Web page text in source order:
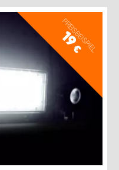
PREISBEISPIEL
19
€